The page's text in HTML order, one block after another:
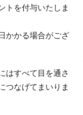
トを付与いたしま
かかる場合がござ
はすべて目を通さ
つなげてまいりま